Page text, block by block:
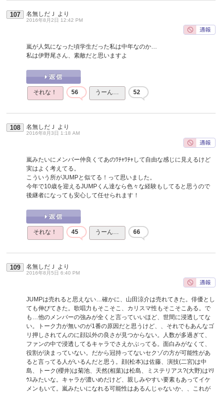
107 名無しだＪ より
2016年8月2日 12:42 PM
嵐が人気になった頃学生だった私は中年なのか…
私は伊野尾さん、素敵だと思いますよ
それな！ 56 うーん… 52
108 名無しだＪ より
2016年8月3日 1:18 AM
嵐みたいにメンバー仲良くてあのﾜﾁｬﾜﾁｬして自由な感じに見えるけど
実はよく考えてる。
こういう所がJUMPと似てる！って思いました。
今年で10歳を迎えるJUMPくん達なら色々な経験もしてると思うので
後継者になっても安心して任せられます！
それな！ 45 うーん… 66
109 名無しだＪ より
2016年8月5日 6:40 PM
JUMPは売れると思えない…確かに、山田涼介は売れてきた。俳優とし
ても伸びてきた。歌唱力もそこそこ、カリスマ性もそこそこある。で
も…他のメンバーの強みが全くと言っていいほど、世間に浸透してな
い。トーク力が無いのが1番の原因だと思うけど、、それでもあんなゴ
リ押しされてんのに顔以外の良さが見つからない。人数が多過ぎて、
ファンの中で浸透してるキャラでさえかぶってる。面白みがなくて、
役割が決まっていない。だから冠持ってないセクゾの方が可能性があ
ると言ってる人がいるんだと思う。顔(松本)は佐藤、演技(二宮)は中
島、トーク(櫻井)は菊池、天然(相葉)は松島、ミステリアス?(大野)はﾏﾘ
ｳｽみたいな。キャラが濃いめだけど、親しみやすい要素もあってイケ
メンもいて。嵐みたいになれる可能性はあるんじゃないか、、これが